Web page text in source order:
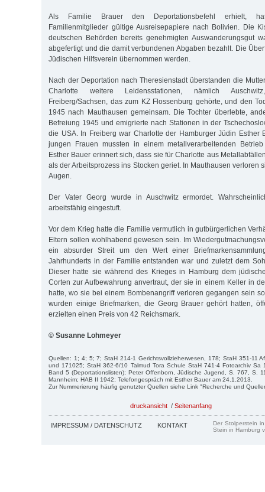
Als Familie Brauer den Deportationsbefehl erhielt,
Familienmitglieder gültige Ausreisepapiere nach Bolivien. Die
deutschen Behörden bereits genehmigten Auswanderungsgut
abgefertigt und die damit verbundenen Abgaben bezahlt. Die
Jüdischen Hilfsverein übernommen werden.
Nach der Deportation nach Theresienstadt überstanden die
Charlotte weitere Leidensstationen, nämlich
Freiberg/Sachsen, das zum KZ Flossenburg gehörte, und den
1945 nach Mauthausen gemeinsam. Die Tochter überlebte,
Befreiung 1945 und emigrierte nach Stationen in der
die USA. In Freiberg war Charlotte der Hamburger Jüdin Esther
jungen Frauen mussten in einem metallverarbeitenden
Esther Bauer erinnert sich, dass sie für Charlotte aus
als der Arbeitsprozess ins Stocken geriet. In Mauthausen verloren
Augen.
Der Vater Georg wurde in Auschwitz ermordet.
arbeitsfähig eingestuft.
Vor dem Krieg hatte die Familie vermutlich in gutbürgerlichen
Eltern sollen wohlhabend gewesen sein. Im
ein absurder Streit um den Wert einer
Jahrhunderts in der Familie entstanden war und zuletzt dem
Dieser hatte sie während des Krieges in Hamburg dem
Corten zur Aufbewahrung anvertraut, der sie in einem Keller in
hatte, wo sie bei einem Bombenangriff verloren gegangen sein
wurden einige Briefmarken, die Georg Brauer gehört hatten,
erzielten einen Preis von 42 Reichsmark.
© Susanne Lohmeyer
Quellen: 1; 4; 5; 7; StaH 214-1 Gerichtsvollzieherwesen, 178; StaH 351-11
und 171025; StaH 362-6/10 Talmud Tora Schule StaH 741-4 Fotoarchiv
Band 5 (Deportationslisten); Peter Offenborn, Jüdische Jugend, S. 767, S.
Mannheim; HAB II 1942; Telefongespräch mit Esther Bauer am 24.1.2013.
Zur Nummerierung häufig genutzter Quellen siehe Link "Recherche und
druckansicht / Seitenanfang
IMPRESSUM / DATENSCHUTZ KONTAKT
Der Stolperstein
Stein in Hamburg